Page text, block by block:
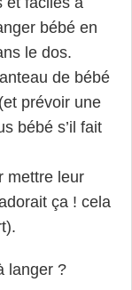
bébé en
le dos.
de bébé
prévoir une
bébé s’il fait
mettre leur
ça ! cela
langer ?